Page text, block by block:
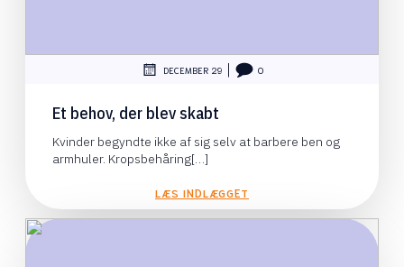
DECEMBER 29 0
Et behov, der blev skabt
Kvinder begyndte ikke af sig selv at barbere ben og
armhuler. Kropsbehåring[…]
LÆS INDLÆGGET